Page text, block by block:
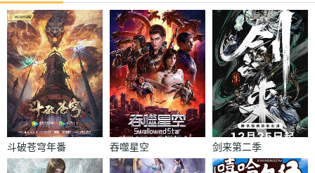
斗破苍穹年番 吞噬星空 剑来第二季